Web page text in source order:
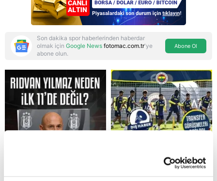
Reddet
Son dakika spor haberlerinden haberdar
olmak için Google News fotomac.com.tr'ye
abone olun.
Abone Ol